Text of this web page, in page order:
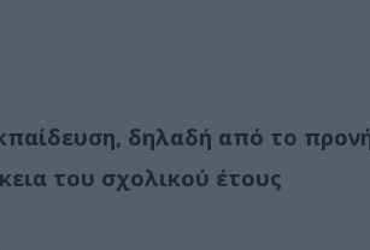
δηλαδή από το
του σχολικού έτους